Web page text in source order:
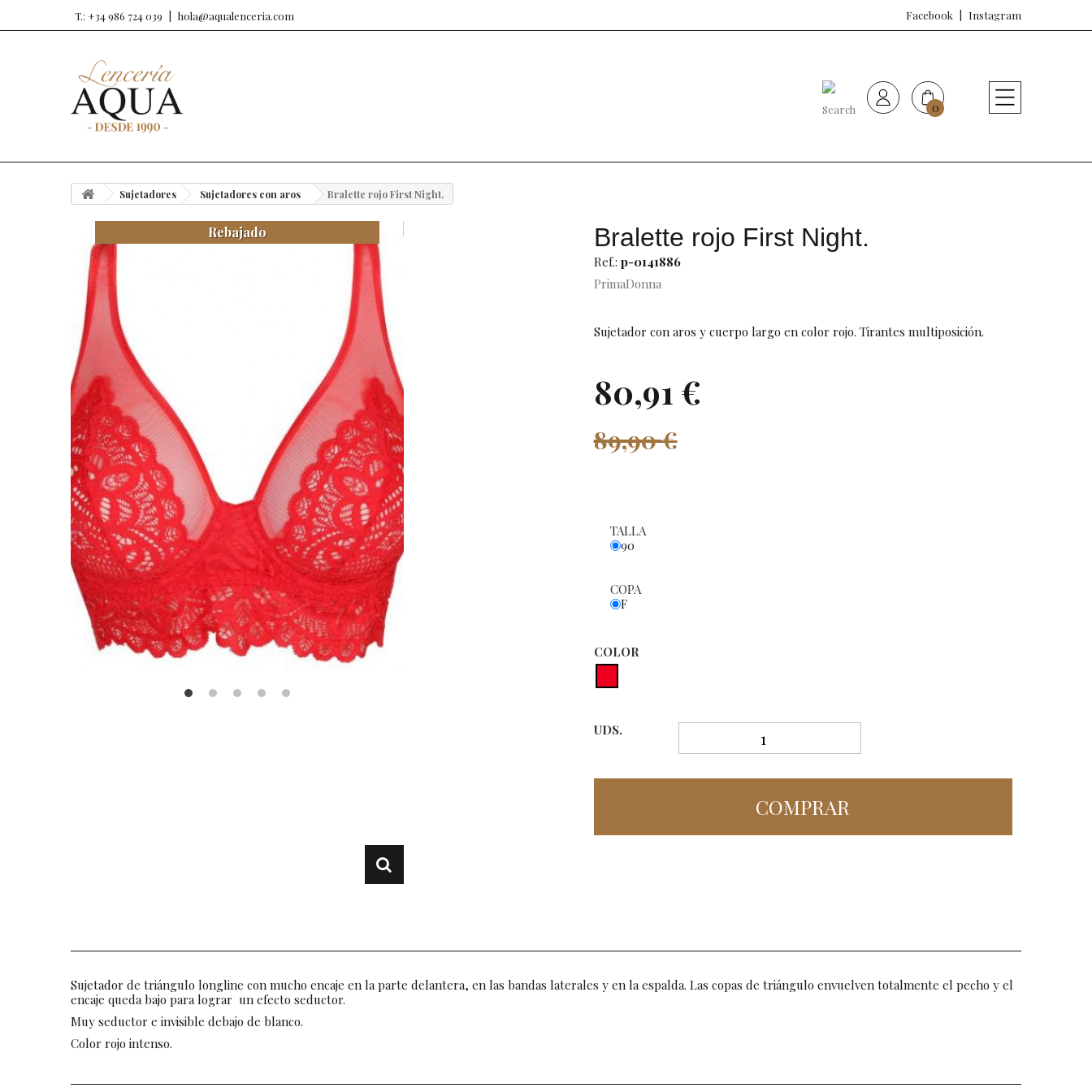
T.: +34 986 724 039 hola@aqualenceria.com Facebook Instagram
0
Sujetadores
Baño de mujer
Sujetadores Sujetadores con aros Bralette rojo First Night.
Bralette rojo First Night.
Ref.: p-0141886
PrimaDonna
Sujetador con aros y cuerpo largo en color rojo. Tirantes multiposición.
Rebajado
80,91 €
89,90 €
TALLA
90
COPA
F
COLOR
UDS.
COMPRAR
Sujetador de triángulo longline con mucho encaje en la parte delantera, en las bandas laterales y en la espalda. Las copas de triángulo envuelven totalmente el pecho y el
encaje queda bajo para lograr un efecto seductor.
Muy seductor e invisible debajo de blanco.
Color rojo intenso.